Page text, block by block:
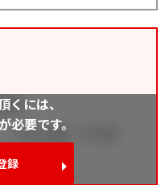
くには、
必要です。
録